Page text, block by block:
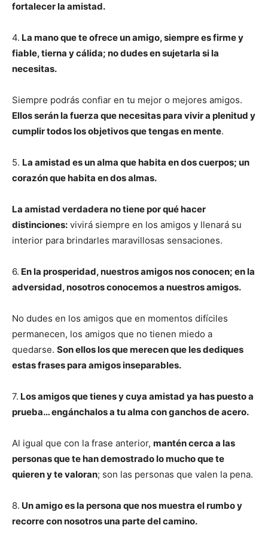
fortalecer la amistad.
4. La mano que te ofrece un amigo, siempre es firme y
fiable, tierna y cálida; no dudes en sujetarla si la
necesitas.
Siempre podrás confiar en tu mejor o mejores amigos.
Ellos serán la fuerza que necesitas para vivir a plenitud y
cumplir todos los objetivos que tengas en mente.
5. La amistad es un alma que habita en dos cuerpos; un
corazón que habita en dos almas.
La amistad verdadera no tiene por qué hacer
distinciones: vivirá siempre en los amigos y llenará su
interior para brindarles maravillosas sensaciones.
6. En la prosperidad, nuestros amigos nos conocen; en la
adversidad, nosotros conocemos a nuestros amigos.
No dudes en los amigos que en momentos difíciles
permanecen, los amigos que no tienen miedo a
quedarse. Son ellos los que merecen que les dediques
estas frases para amigos inseparables.
7. Los amigos que tienes y cuya amistad ya has puesto a
prueba… engánchalos a tu alma con ganchos de acero.
Al igual que con la frase anterior, mantén cerca a las
personas que te han demostrado lo mucho que te
quieren y te valoran; son las personas que valen la pena.
8. Un amigo es la persona que nos muestra el rumbo y
recorre con nosotros una parte del camino.